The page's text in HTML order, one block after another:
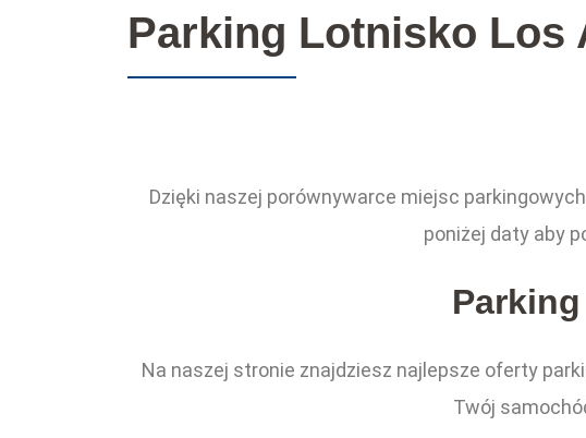
Parking Lotnisko Los
Dzięki naszej porównywarce miejsc
poniżej daty aby
Na naszej stronie znajdziesz najlepsze oferty
Twój